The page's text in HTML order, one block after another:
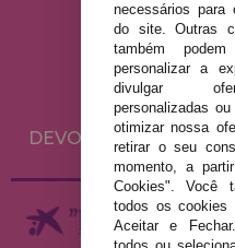
POLÍTICA
POLÍTICA
ENVIO E
DEVOLUÇÕES /
necessários para
do site. Outras
também
personalizar a
divulgar
personalizadas
otimizar nossa
retirar o seu
momento, a
Cookies". Você
todos os cookies
Aceitar e